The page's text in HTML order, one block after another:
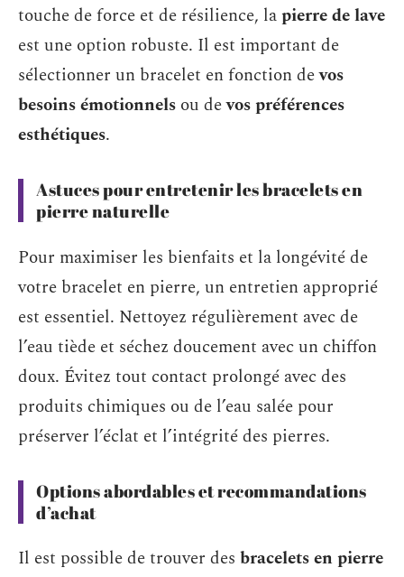
touche de force et de résilience, lapierre de lave
est une option robuste. Il est important de
sélectionner un bracelet en fonction devos
besoins émotionnels ou devos préférences
esthétiques.
Astuces pour entretenir les bracelets en
pierre naturelle
Pour maximiser les bienfaits et la longévité de
votre bracelet en pierre, un entretien approprié
est essentiel. Nettoyez régulièrement avec de
l’eau tiède et séchez doucement avec un chiffon
doux. Évitez tout contact prolongé avec des
produits chimiques ou de l’eau salée pour
préserver l’éclat et l’intégrité des pierres.
Options abordables et recommandations
d’achat
Il est possible de trouver des bracelets en pierre